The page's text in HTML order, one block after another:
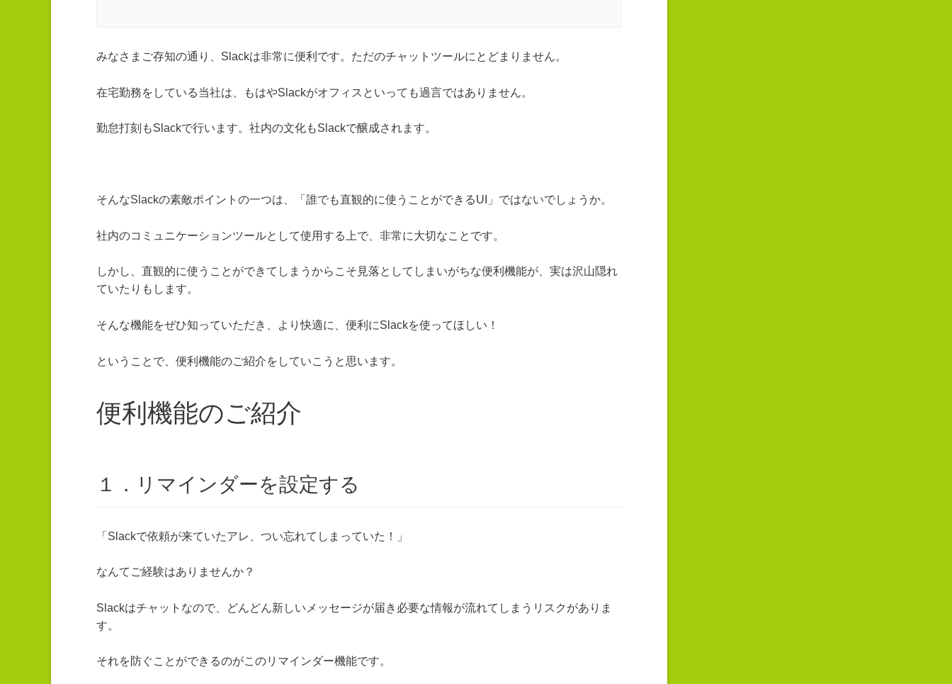
みなさまご存知の通り、Slackは非常に便利です。ただのチャットツールにとどまりません。
在宅勤務をしている当社は、もはやSlackがオフィスといっても過言ではありません。
勤怠打刻もSlackで行います。社内の文化もSlackで醸成されます。
そんなSlackの素敵ポイントの一つは、「誰でも直観的に使うことができるUI」ではないでしょうか。
社内のコミュニケーションツールとして使用する上で、非常に大切なことです。
しかし、直観的に使うことができてしまうからこそ見落としてしまいがちな便利機能が、実は沢山隠れ
ていたりもします。
そんな機能をぜひ知っていただき、より快適に、便利にSlackを使ってほしい！
ということで、便利機能のご紹介をしていこうと思います。
便利機能のご紹介
１．リマインダーを設定する
「Slackで依頼が来ていたアレ、つい忘れてしまっていた！」
なんてご経験はありませんか？
Slackはチャットなので、どんどん新しいメッセージが届き必要な情報が流れてしまうリスクがありま
す。
それを防ぐことができるのがこのリマインダー機能です。